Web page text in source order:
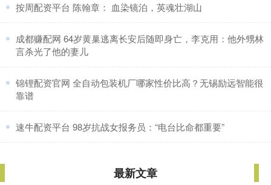
​按周配资平台 陈翰章： 血染镜泊，英魂壮湖山
​成都赚配网 64岁黄巢逃离长安后随即身亡，李克用：他外甥林
言杀光了他的妻儿
​锦锂配资官网 全自动包装机厂哪家性价比高？无锡励远智能很
靠谱
​速牛配资平台 98岁抗战女报务员：“电台比命都重要”
最新文章